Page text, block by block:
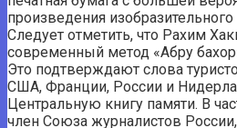
произведения изобразительного
Следует отметить, что Рахим
современный метод «Абру
Это подтверждают слова
США, Франции, России и
Центральную книгу памяти. В
член Союза журналистов